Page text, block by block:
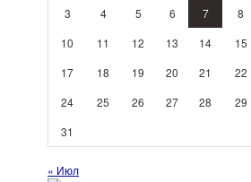
3
4 5 6 7 8
10
11 12 13 14 15
17
18 19 20 21 22
24
25 26 27 28 29
31
« Июл